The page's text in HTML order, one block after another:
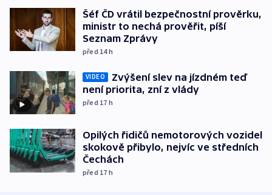
Šéf ČD vrátil bezpečnostní prověrku,
ministr to nechá prověřit, píší
Seznam Zprávy
před 14h
VIDEO
Zvýšení slev na jízdném teď
není priorita, zní z vlády
před 17 h
Opilých řidičů nemotorových vozidel
skokově přibylo, nejvíc ve středních
Čechách
před 17 h